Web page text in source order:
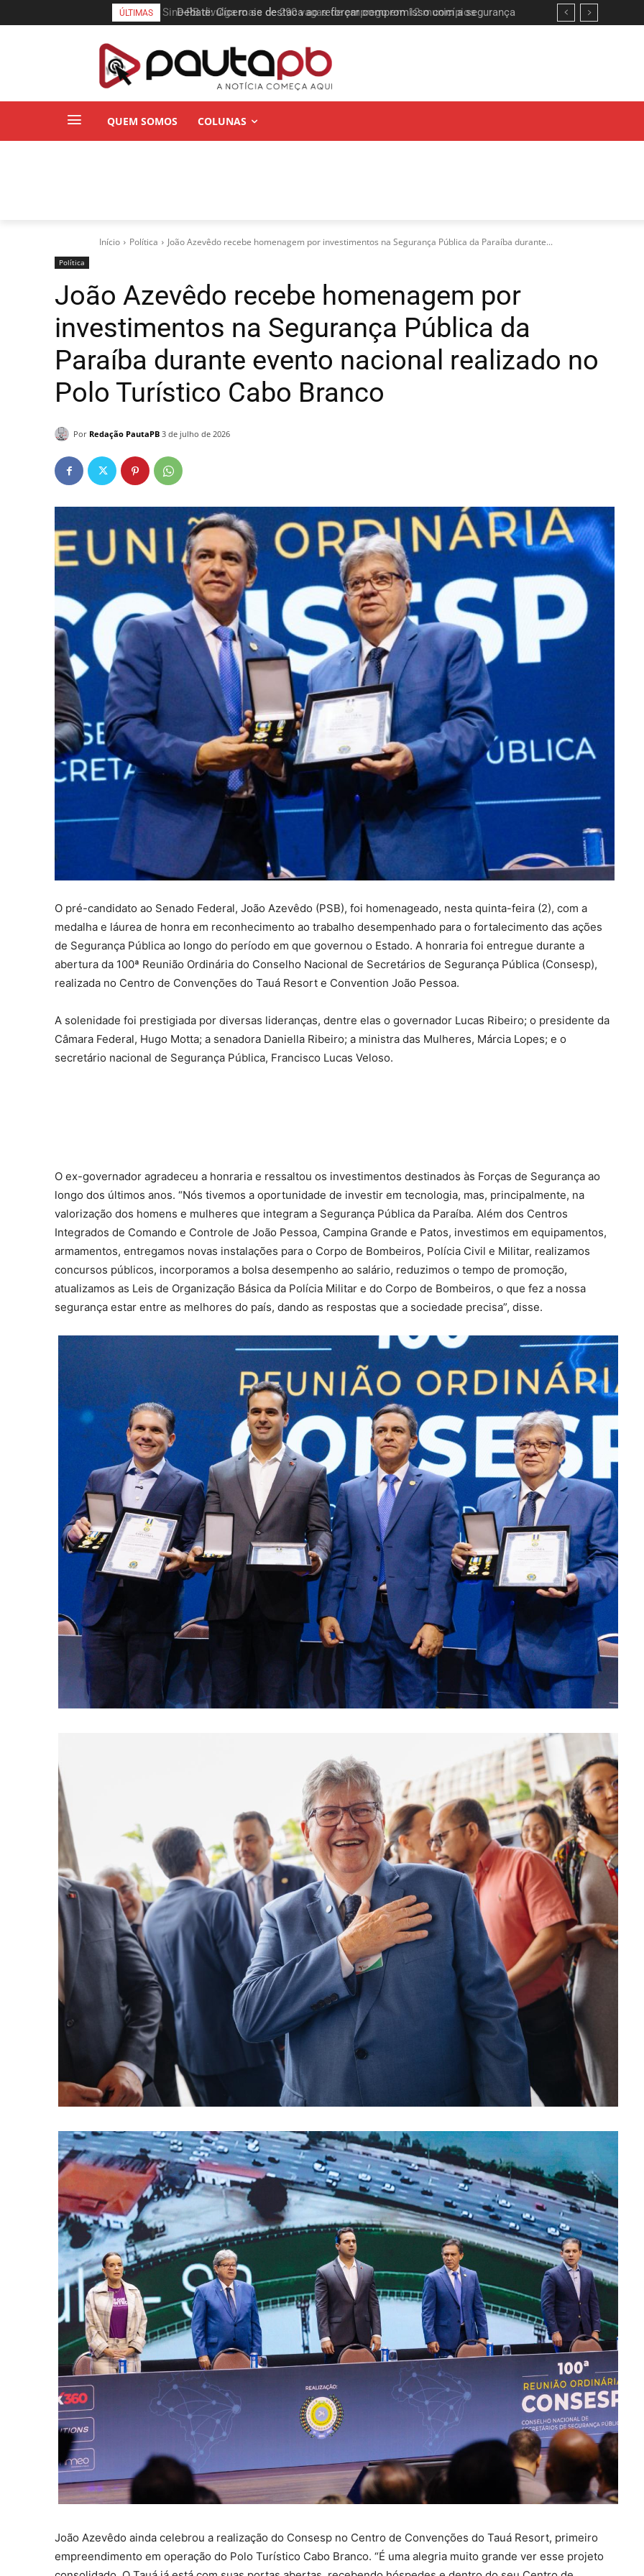
ÚLTIMAS
Debate: Cícero se destaca ao reforçar compromisso com a segurança
QUEM SOMOS COLUNAS
Início Política João Azevêdo recebe homenagem por investimentos na Segurança Pública da Paraíba durante...
Política
João Azevêdo recebe homenagem por
investimentos na Segurança Pública da
Paraíba durante evento nacional realizado no
Polo Turístico Cabo Branco
Por Redação PautaPB 3 de julho de 2026
O pré-candidato ao Senado Federal, João Azevêdo (PSB), foi homenageado, nesta quinta-feira (2), com a
medalha e láurea de honra em reconhecimento ao trabalho desempenhado para o fortalecimento das ações
de Segurança Pública ao longo do período em que governou o Estado. A honraria foi entregue durante a
abertura da 100ª Reunião Ordinária do Conselho Nacional de Secretários de Segurança Pública (Consesp),
realizada no Centro de Convenções do Tauá Resort e Convention João Pessoa.
A solenidade foi prestigiada por diversas lideranças, dentre elas o governador Lucas Ribeiro; o presidente da
Câmara Federal, Hugo Motta; a senadora Daniella Ribeiro; a ministra das Mulheres, Márcia Lopes; e o
secretário nacional de Segurança Pública, Francisco Lucas Veloso.
O ex-governador agradeceu a honraria e ressaltou os investimentos destinados às Forças de Segurança ao
longo dos últimos anos. “Nós tivemos a oportunidade de investir em tecnologia, mas, principalmente, na
valorização dos homens e mulheres que integram a Segurança Pública da Paraíba. Além dos Centros
Integrados de Comando e Controle de João Pessoa, Campina Grande e Patos, investimos em equipamentos,
armamentos, entregamos novas instalações para o Corpo de Bombeiros, Polícia Civil e Militar, realizamos
concursos públicos, incorporamos a bolsa desempenho ao salário, reduzimos o tempo de promoção,
atualizamos as Leis de Organização Básica da Polícia Militar e do Corpo de Bombeiros, o que fez a nossa
segurança estar entre as melhores do país, dando as respostas que a sociedade precisa”, disse.
João Azevêdo ainda celebrou a realização do Consesp no Centro de Convenções do Tauá Resort, primeiro
empreendimento em operação do Polo Turístico Cabo Branco. “É uma alegria muito grande ver esse projeto